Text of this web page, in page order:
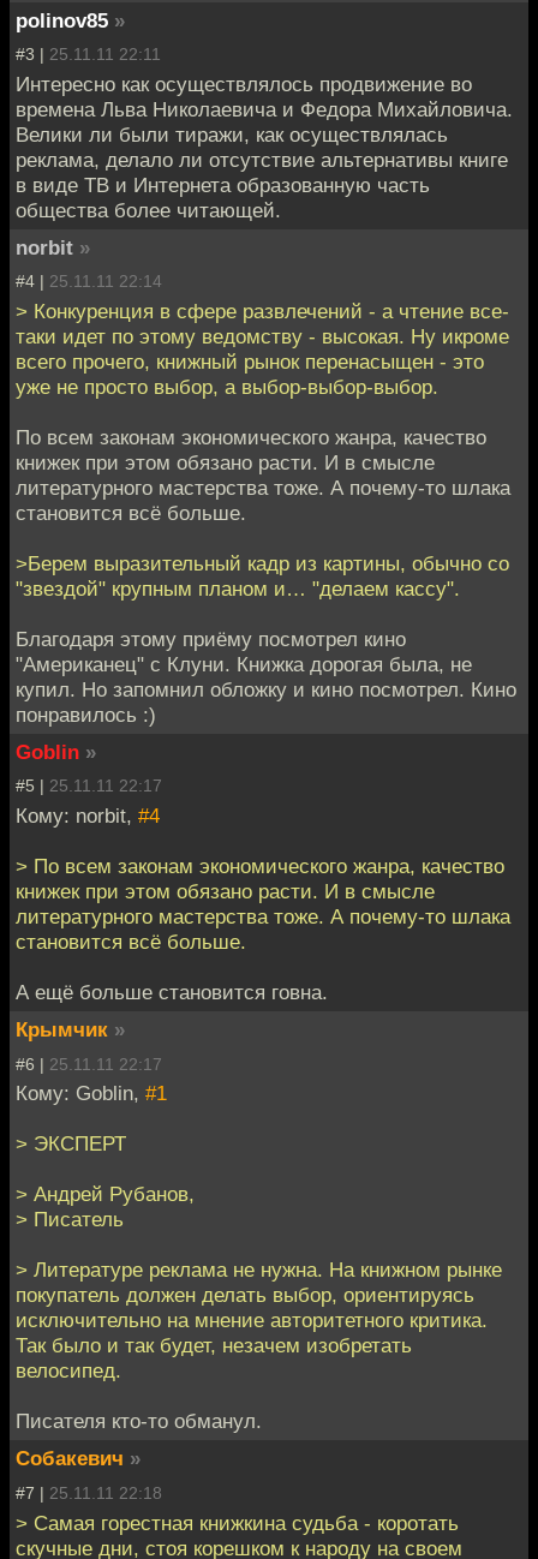
polinov85 »
#3 | 25.11.11 22:11
Интересно как осуществлялось продвижение во
времена Льва Николаевича и Федора Михайловича.
Велики ли были тиражи, как осуществлялась
реклама, делало ли отсутствие альтернативы книге
в виде ТВ и Интернета образованную часть
общества более читающей.
norbit »
#4 | 25.11.11 22:14
> Конкуренция в сфере развлечений - а чтение все-
таки идет по этому ведомству - высокая. Ну икроме
всего прочего, книжный рынок перенасыщен - это
уже не просто выбор, а выбор-выбор-выбор.
По всем законам экономического жанра, качество
книжек при этом обязано расти. И в смысле
литературного мастерства тоже. А почему-то шлака
становится всё больше.
>Берем выразительный кадр из картины, обычно со
"звездой" крупным планом и… "делаем кассу".
Благодаря этому приёму посмотрел кино
"Американец" с Клуни. Книжка дорогая была, не
купил. Но запомнил обложку и кино посмотрел. Кино
понравилось :)
Goblin »
#5 | 25.11.11 22:17
Кому: norbit, #4
> По всем законам экономического жанра, качество
книжек при этом обязано расти. И в смысле
литературного мастерства тоже. А почему-то шлака
становится всё больше.
А ещё больше становится говна.
Крымчик »
#6 | 25.11.11 22:17
Кому: Goblin, #1
> ЭКСПЕРТ
> Андрей Рубанов,
> Писатель
> Литературе реклама не нужна. На книжном рынке
покупатель должен делать выбор, ориентируясь
исключительно на мнение авторитетного критика.
Так было и так будет, незачем изобретать
велосипед.
Писателя кто-то обманул.
Собакевич »
#7 | 25.11.11 22:18
> Самая горестная книжкина судьба - коротать
скучные дни, стоя корешком к народу на своем